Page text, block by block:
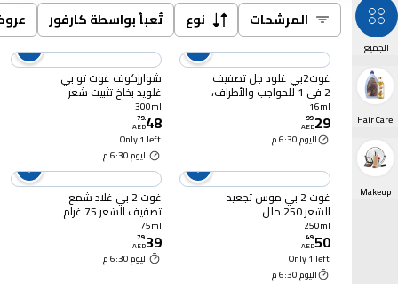
الجميع
Hair Care
Makeup
المرشحات نوع تُعبأ بواسطة كارفور
غوت2بي غلود جل تصفيف
2 في 1 للحواجب والأطراف،
16 ملل
16ml
29
.
99
AED
اليوم 6:30 م
شوارزكوف غوت تو بي
غلويد بخاخ تثبيت شعر
لتثبيت قوي، 300 ملل
300ml
48
.
79
AED
Only 1 left
اليوم 6:30 م
غوت 2 بي موس تجعيد
الشعر 250 ملل
250ml
50
.
49
AED
Only 1 left
اليوم 6:30 م
غوت 2 بي غلاد شمع
تصفيف الشعر 75 غرام
75ml
39
.
79
AED
اليوم 6:30 م